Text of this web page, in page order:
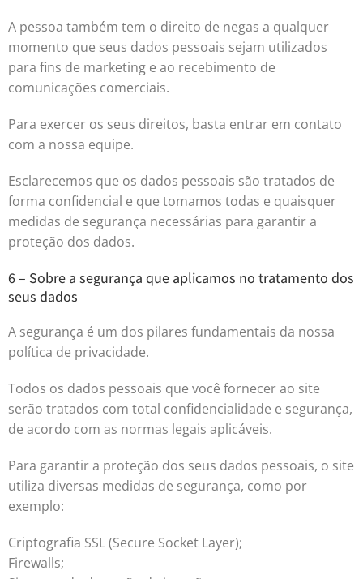
A pessoa também tem o direito de negas a qualquer
momento que seus dados pessoais sejam utilizados
para fins de marketing e ao recebimento de
comunicações comerciais.
Para exercer os seus direitos, basta entrar em contato
com a nossa equipe.
Esclarecemos que os dados pessoais são tratados de
forma confidencial e que tomamos todas e quaisquer
medidas de segurança necessárias para garantir a
proteção dos dados.
6 – Sobre a segurança que aplicamos no tratamento dos
seus dados
A segurança é um dos pilares fundamentais da nossa
política de privacidade.
Todos os dados pessoais que você fornecer ao site
serão tratados com total confidencialidade e segurança,
de acordo com as normas legais aplicáveis.
Para garantir a proteção dos seus dados pessoais, o site
utiliza diversas medidas de segurança, como por
exemplo:
Criptografia SSL (Secure Socket Layer);
Firewalls;